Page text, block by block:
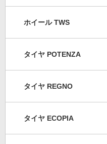
ホイール TWS
タイヤ POTENZA
タイヤ REGNO
タイヤ ECOPIA